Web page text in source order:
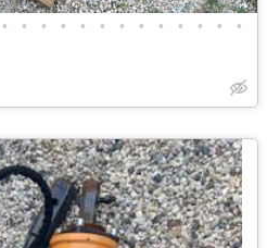
• • • • • • • • • • • • •